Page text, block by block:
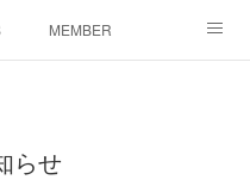
MEMBER
らせ